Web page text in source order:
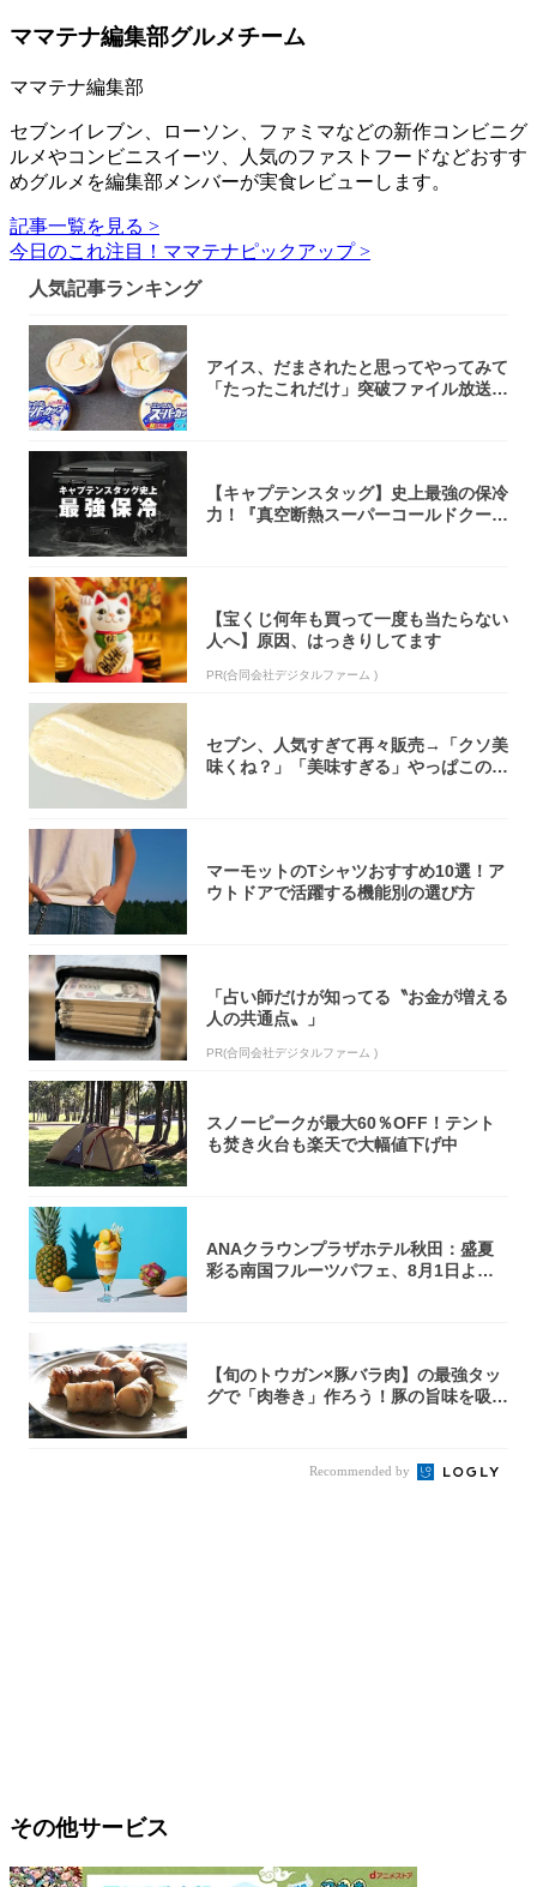
ママテナ編集部グルメチーム
ママテナ編集部
セブンイレブン、ローソン、ファミマなどの新作コンビニグ
ルメやコンビニスイーツ、人気のファストフードなどおすす
めグルメを編集部メンバーが実食レビューします。
記事一覧を見る >
今日のこれ注目！ママテナピックアップ >
人気記事ランキング
アイス、だまされたと思ってやってみて
「たったこれだけ」突破ファイル放送で
【キャプテンスタッグ】史上最強の保冷
力！『真空断熱スーパーコールドクーラ
【宝くじ何年も買って一度も当たらない
人へ】原因、はっきりしてます
PR(合同会社デジタルファーム )
セブン、人気すぎて再々販売→「クソ美
味くね？」「美味すぎる」やっぱこのク
マーモットのTシャツおすすめ10選！ア
ウトドアで活躍する機能別の選び方
「占い師だけが知ってる〝お金が増える
人の共通点〟」
PR(合同会社デジタルファーム )
スノーピークが最大60％OFF！テント
も焚き火台も楽天で大幅値下げ中
ANAクラウンプラザホテル秋田：盛夏
彩る南国フルーツパフェ、8月1日より1
【旬のトウガン×豚バラ肉】の最強タッ
グで「肉巻き」作ろう！豚の旨味を吸い
Recommended by
その他サービス